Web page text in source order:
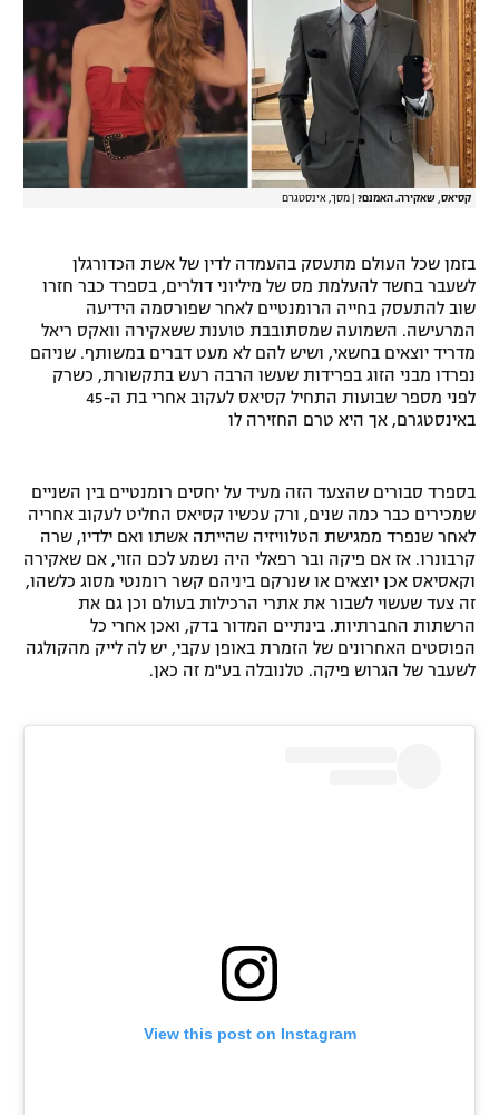
מדיניות פרטיות
תקנון פעילות ספורט 1
רשיון להקרנה פומבית לבית עסק
הצטרפות לחבילת הערוצים
לוח דרושים – ג'ובנט
תגיות
המגזין
גיימינג E-Sports
קסיאס, שאקירה. האמנם? מסך, אינסטגרם
בזמן שכל העולם מתעסק בהעמדה לדין של אשת הכדורגלן
לשעבר בחשד להעלמת מס של מיליוני דולרים, בספרד כבר חזרו
שוב להתעסק בחייה הרומנטיים לאחר שפורסמה הידיעה
המרעישה. השמועה שמסתובבת טוענת ששאקירה וואקס ריאל
מדריד יוצאים בחשאי, ושיש להם לא מעט דברים במשותף. שניהם
נפרדו מבני הזוג בפרידות שעשו הרבה רעש בתקשורת, כשרק
לפני מספר שבועות התחיל קסיאס לעקוב אחרי בת ה-45
באינסטגרם, אך היא טרם החזירה לו
בספרד סבורים שהצעד הזה מעיד על יחסים רומנטיים בין השניים
שמכירים כבר כמה שנים, ורק עכשיו קסיאס החליט לעקוב אחריה
לאחר שנפרד ממגישת הטלוויזיה שהייתה אשתו ואם ילדיו, שרה
קרבונרו. אז אם פיקה ובר רפאלי היה נשמע לכם הזוי, אם שאקירה
וקאסיאס אכן יוצאים או שנרקם ביניהם קשר רומנטי מסוג כלשהו,
זה צעד שעשוי לשבור את אתרי הרכילות בעולם וכן גם את
הרשתות החברתיות. בינתיים המדור בדק, ואכן אחרי כל
הפוסטים האחרונים של הזמרת באופן עקבי, יש לה לייק מהקולגה
לשעבר של הגרוש פיקה. טלנובלה בע"מ זה כאן.
View this post on Instagram